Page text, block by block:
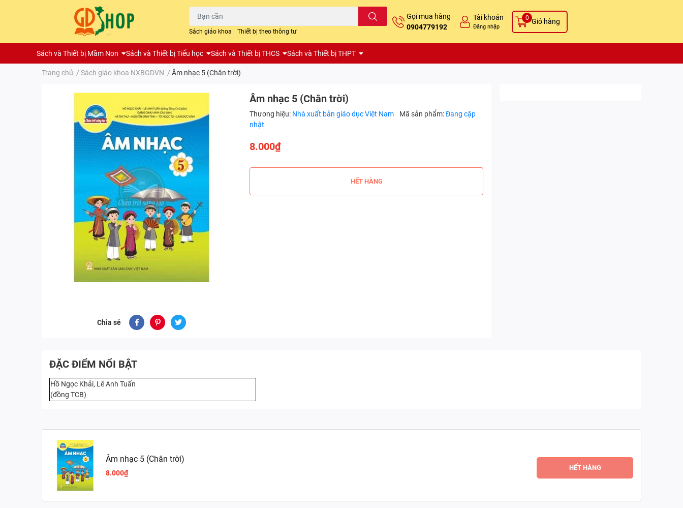
Sách giáo khoa Thiết bị theo thông tư
Gọi mua hàng
0904779192
Tài khoản
Đăng nhập
Giỏ hàng
0
Sách và Thiết bị Mầm Non Sách và Thiết bị Tiểu học Sách và Thiết bị THCS Sách và Thiết bị THPT
Trang chủ / Sách giáo khoa NXBGDVN / Âm nhạc 5 (Chân trời)
Chia sẻ
Âm nhạc 5 (Chân trời)
Thương hiệu: Nhà xuất bản giáo dục Việt Nam Mã sản phẩm:Đang cập
nhật
8.000₫
HẾT HÀNG
ĐẶC ĐIỂM NỔI BẬT
Hồ Ngọc Khải, Lê Anh Tuấn
(đồng TCB)
Âm nhạc 5 (Chân trời)
8.000₫
HẾT HÀNG